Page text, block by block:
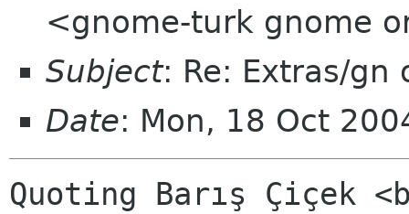
<gnome-turk gnome
Subject: Re: Extras/gn
Date: Mon, 18 Oct
Quoting Barış Çiçek